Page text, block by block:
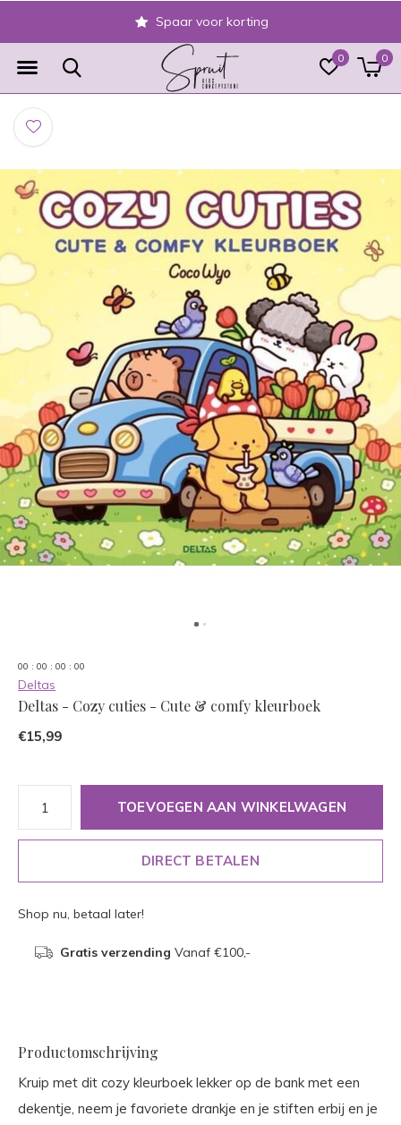
0 0
Spaar voor korting
00 : 00 : 00 : 00
Deltas
Deltas - Cozy cuties - Cute & comfy kleurboek
€15,99
TOEVOEGEN AAN WINKELWAGEN
DIRECT BETALEN
Shop nu, betaal later!
Gratis verzending Vanaf €100,-
Productomschrijving
Kruip met dit cozy kleurboek lekker op de bank met een
dekentje, neem je favoriete drankje en je stiften erbij en je